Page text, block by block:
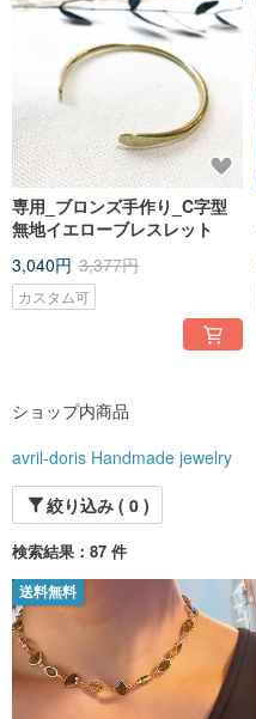
専用_ブロンズ手作り_C字型
無地イエローブレスレット
3,040円 3,377円
カスタム可
ショップ内商品
avril-doris Handmade jewelry
絞り込み ( 0 )
検索結果：87 件
送料無料